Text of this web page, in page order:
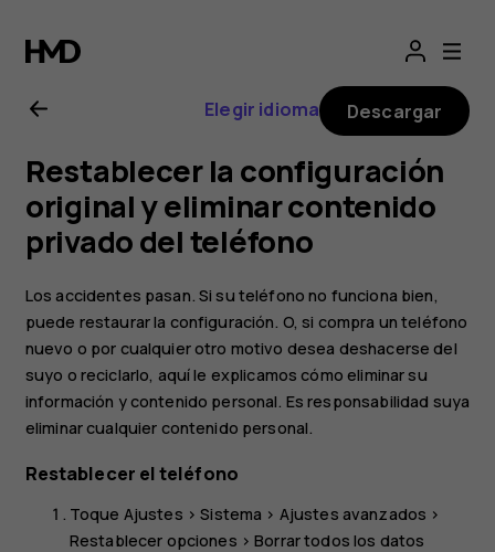
Guía
del
usuario
de
Nokia
G21
Elegir idioma Descargar
Restablecer la configuración
original y eliminar contenido
privado del teléfono
Los accidentes pasan. Si su teléfono no funciona bien,
puede restaurar la configuración. O, si compra un teléfono
nuevo o por cualquier otro motivo desea deshacerse del
suyo o reciclarlo, aquí le explicamos cómo eliminar su
información y contenido personal. Es responsabilidad suya
eliminar cualquier contenido personal.
Restablecer el teléfono
Toque Ajustes >Sistema > Ajustes avanzados >
Restablecer opciones >Borrar todos los datos